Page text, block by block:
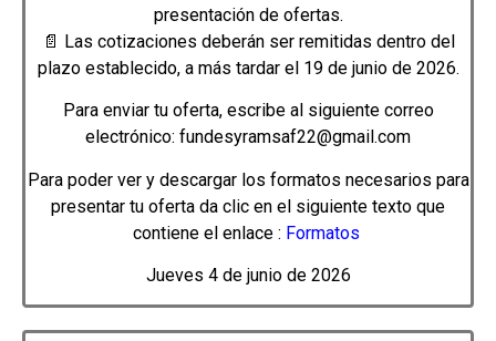
presentación de ofertas.
📄 Las cotizaciones deberán ser remitidas dentro del
plazo establecido, a más tardar el 19 de junio de 2026.
Para enviar tu oferta, escribe al siguiente correo
electrónico: fundesyramsaf22@gmail.com
Para poder ver y descargar los formatos necesarios para
presentar tu oferta da clic en el siguiente texto que
contiene el enlace : Formatos
Jueves 4 de junio de 2026